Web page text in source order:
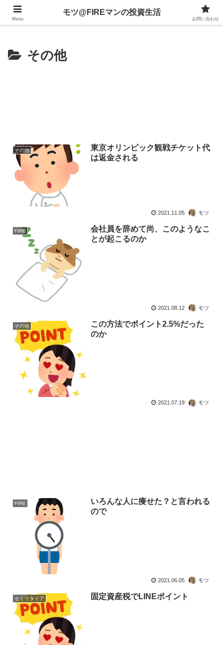
不動産、投資信託、暗号資産、株式、等々への投資について
その他
その他
東京オリンピック観戦チケット代
は返金される
2021.11.05 モツ
FIRE
会社員を辞めて尚、このようなこ
とが起こるのか
2021.08.12 モツ
その他
この方法でポイント2.5%だった
のか
2021.07.19 モツ
FIRE
いろんな人に痩せた？と言われる
ので
2021.06.05 モツ
セミリタイア 固定資産税でLINEポイント
Menu
モツ@FIREマンの投資生活
お問い合わせ